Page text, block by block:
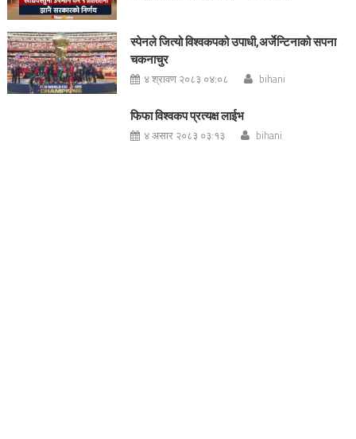
स्पेनले जित्यो विश्वकपको उपाधी,अर्जेन्टिनाको सपना
चकनाचुर
४ श्रावण २०८३ ०४:०८ bihani
फिफा विश्वकप प्रत्यक्ष लाईभ
४ असार २०८३ ०३:१३ bihani